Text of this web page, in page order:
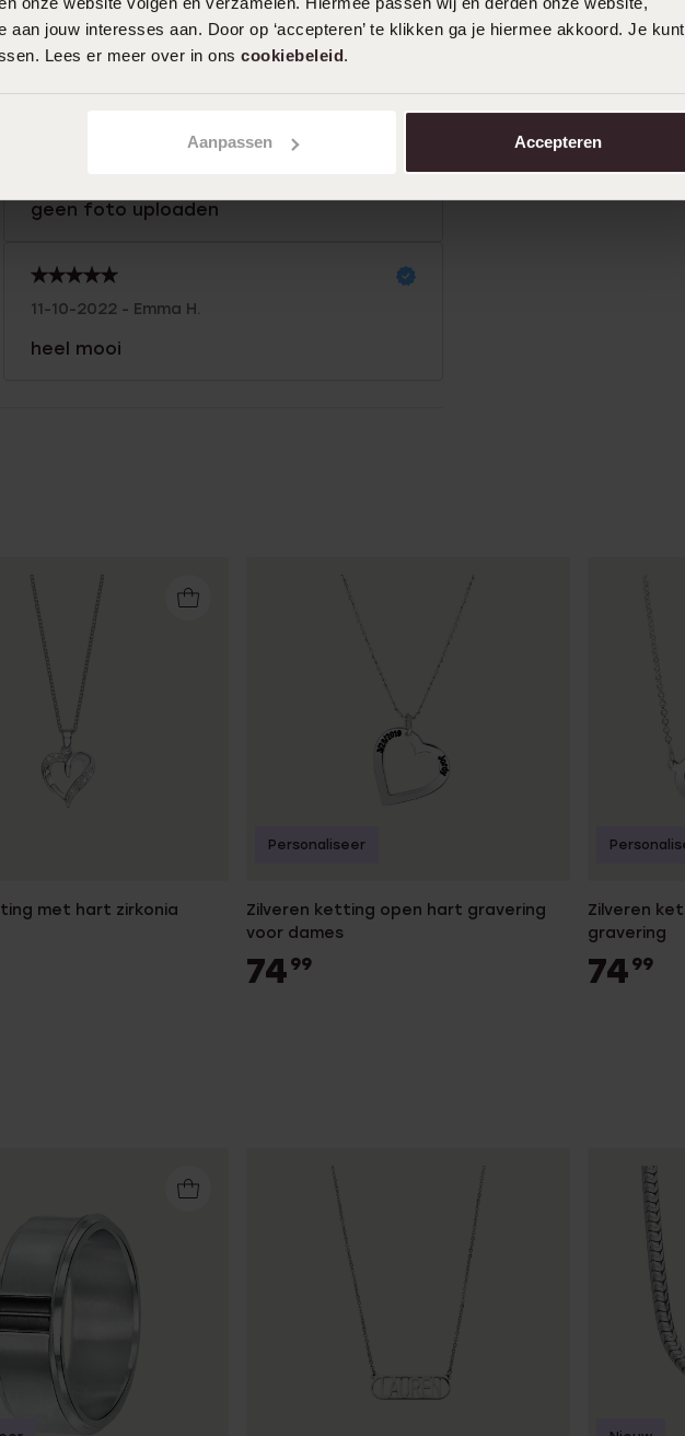
aan jouw interesses aan. Door op ‘accepteren’ te klikken ga je hiermee akkoord. Je
Lees er meer over in ons cookiebeleid.
Aanpassen Accepteren
lezen Ik heb direct gereclameerd als
antwoord kreeg ik dat er niet meer plek
oplossing het gaat toch om een bedrag
van€70,- De ketting ligt op dit moment
geen foto uploaden
11-10-2022 - Emma H.
heel mooi
met hart zirkonia
Zilveren ketting open hart gravering
voor dames
74 99
Personaliseer
Zilveren
gravering
74 99